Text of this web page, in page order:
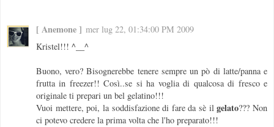
[ Anemone ] mer lug 22, 01:34:00 PM 2009
Kristel!!! ^__^
Buono, vero? Bisognerebbe tenere sempre un pò di latte/panna e
frutta in freezer!! Così..se si ha voglia di qualcosa di fresco e
originale ti prepari un bel gelatino!!!
Vuoi mettere, poi, la soddisfazione di fare da sè ilgelato??? Non
ci potevo credere la prima volta che l'ho preparato!!!